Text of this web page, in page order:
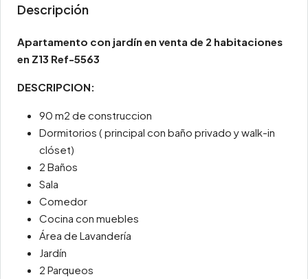
Descripción
Apartamento con jardín en venta de 2 habitaciones
en Z13 Ref-5563
DESCRIPCION:
90 m2 de construccion
Dormitorios ( principal con baño privado y walk-in
clóset)
2 Baños
Sala
Comedor
Cocina con muebles
Área de Lavandería
Jardín
2 Parqueos